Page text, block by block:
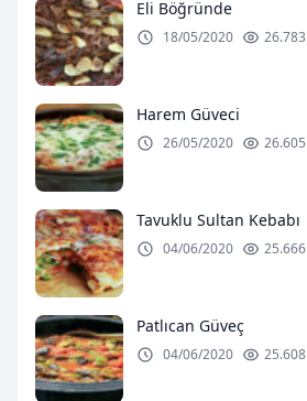
Eli Böğründe
18/05/2020 26.783
Harem Güveci
26/05/2020 26.605
Tavuklu Sultan Kebabı
04/06/2020 25.666
Patlıcan Güveç
04/06/2020 25.608